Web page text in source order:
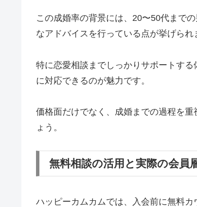
この成婚率の背景には、20〜50代まで
なアドバイスを行っている点が挙げられ
特に恋愛相談までしっかりサポートす
に対応できるのが魅力です。
価格面だけでなく、成婚までの過程を
ょう。
無料相談の活用と実際の会員
ハッピーカムカムでは、入会前に無料カ